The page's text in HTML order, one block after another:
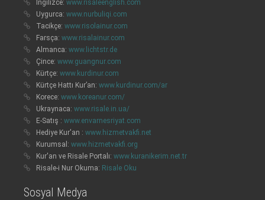
İngilizce: www.risaleenglish.com
Uygurca: www.nurbuliqi.com
Tacikçe: www.risolainur.com
Farsça: www.risalainur.com
Almanca: www.lichtstr.de
Çince: www.guangnur.com
Kürtçe: www.kurdinur.com
Kürtçe Hattı Kur’an: www.kurdinur.com/ar
Korece: www.koreanur.com/
Ukraynaca: www.risale.in.ua/
E-Satış : www.envarnesriyat.com
Hediye Kur'an : www.hizmetvakfi.net
Kurumsal: www.hizmetvakfi.org
Kur'an ve Risale Portalı: www.kuranikerim.net.tr
Risale-i Nur Okuma: Risale Oku
Sosyal Medya